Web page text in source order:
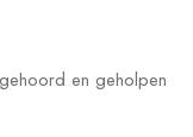
en geholpen